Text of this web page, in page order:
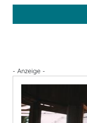
- Anzeige -